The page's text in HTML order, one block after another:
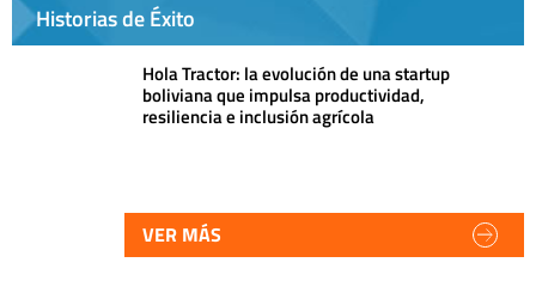
Historias de Éxito
Hola Tractor: la evolución de una startup
boliviana que impulsa productividad,
resiliencia e inclusión agrícola
VER MÁS